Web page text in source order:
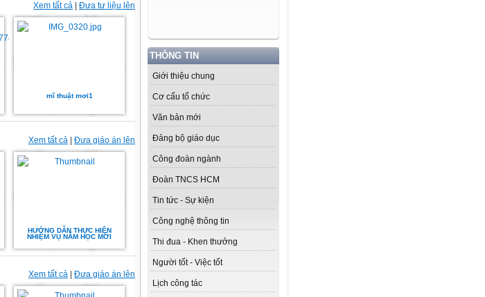
THÔNG TIN
Giới thiệu chung
Cơ cấu tổ chức
Văn bản mới
Đảng bộ giáo dục
Công đoàn ngành
Đoàn TNCS HCM
Tin tức - Sự kiện
Công nghệ thông tin
Thi đua - Khen thưởng
Người tốt - Việc tốt
Lịch công tác
Xem tất cả Đưa tư liệu lên
mĩ thuật mơi1
Xem tất cả | Đưa giáo án lên
HƯỚNG DẪN THỰC HIỆN
NHIỆM VỤ NĂM HỌC MỚI
Xem tất cả Đưa giáo án lên